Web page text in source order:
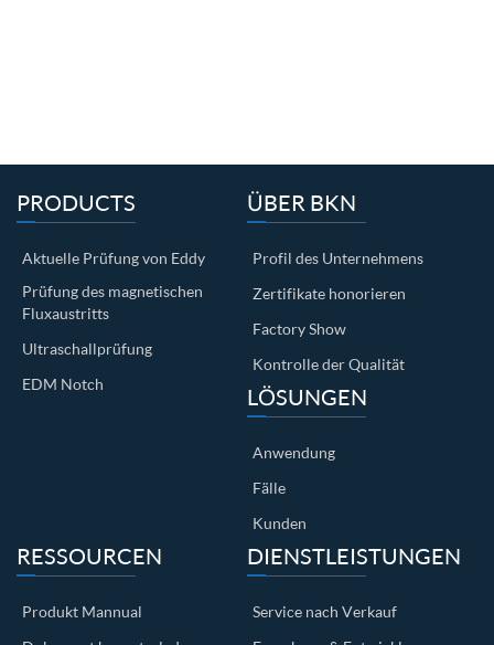
PRODUCTS
Aktuelle Prüfung von Eddy
Prüfung des magnetischen
Fluxaustritts
Ultraschallprüfung
EDM Notch
ÜBER BKN
Profil des Unternehmens
Zertifikate honorieren
Factory Show
Kontrolle der Qualität
LÖSUNGEN
Anwendung
Fälle
Kunden
RESSOURCEN
Produkt Mannual
DIENSTLEISTUNGEN
Service nach Verkauf